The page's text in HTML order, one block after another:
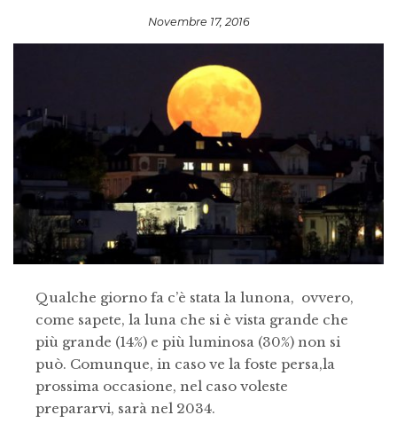
Novembre 17, 2016
Qualche giorno fa c’è stata la lunona, ovvero,
come sapete, la luna che si è vista grande che
più grande (14%) e più luminosa (30%) non si
può. Comunque, in caso ve la foste persa,la
prossima occasione, nel caso voleste
prepararvi, sarà nel 2034.